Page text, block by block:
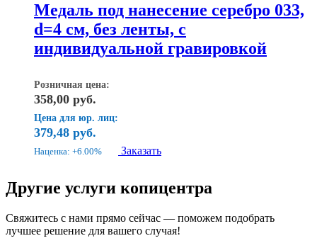
Медаль под нанесение серебро 033,
d=4 см, без ленты, с
индивидуальной гравировкой
Розничная цена:
358,00 руб.
Цена для юр. лиц:
379,48 руб.
Наценка: +6.00% Заказать
Другие услуги копицентра
Свяжитесь с нами прямо сейчас — поможем подобрать
лучшее решение для вашего случая!